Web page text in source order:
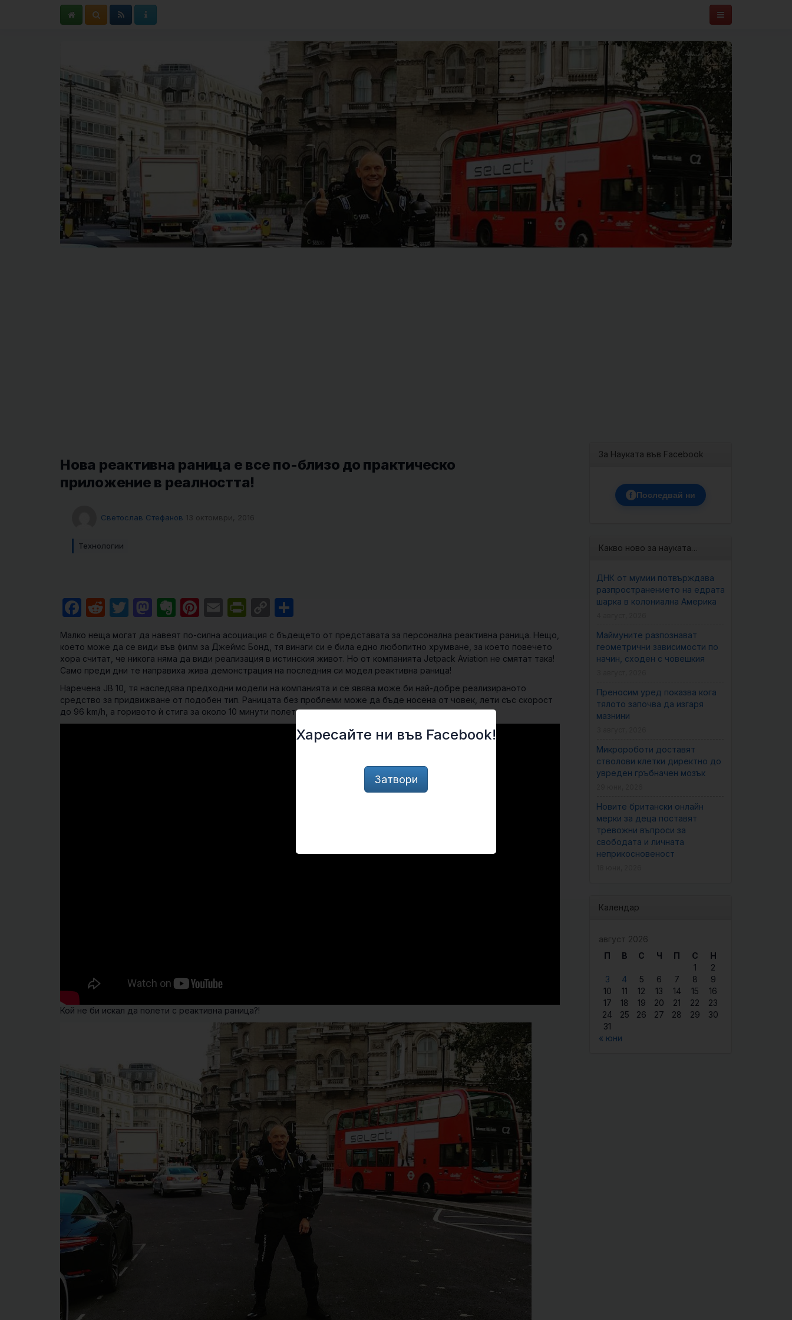
Нова реактивна раница е все по-близо до практическо
приложение в реалността!
Светослав Стефанов 13 октомври, 2016
Технологии
Facebook
RedditTwitter
Mastodon
Evernote
Pinterest
EmailPrintFriendly
Copy
Link
Малко неща могат да навеят по-силна асоциация с бъдещето от представата за персонална реактивна раница. Нещо,
което може да се види във филм за Джеймс Бонд, тя винаги си е била едно любопитно хрумване, за което повечето
хора считат, че никога няма да види реализация в истинския живот. Но от компанията Jetpack Aviation не смятат така!
Само преди дни те направиха жива демонстрация на последния си модел реактивна раница!
Наречена JB 10, тя наследява предходни модели на компанията и се явява може би най-добре реализираното
средство за придвижване от подобен тип. Раницата без проблеми може да бъде носена от човек, лети със скорост
до 96 km/h, а горивото ѝ стига за около 10 минути полет.
Кой не би искал да полети с реактивна раница?!
За Науката във Facebook
f Последвай ни
Какво ново за науката…
ДНК от мумии потвърждава
разпространението на едрата
шарка в колониална Америка
Маймуните разпознават
геометрични зависимости по
начин, сходен с човешкия
Преносим уред показва кога
тялото започва да изгаря
мазнини
Микророботи доставят
стволови клетки директно до
увреден гръбначен мозък
Новите британски онлайн
мерки за деца поставят
тревожни въпроси за
свободата и личната
неприкосновеност
Календар
август 2026
П
В С Ч П С
Н
1
2
3
4 5 6 7 8
9
10
11 12 13 14 15
16
17
18 19 20 21 22
23
24
25 26 27 28 29
30
31
« юни
Харесайте ни във Facebook!
Затвори